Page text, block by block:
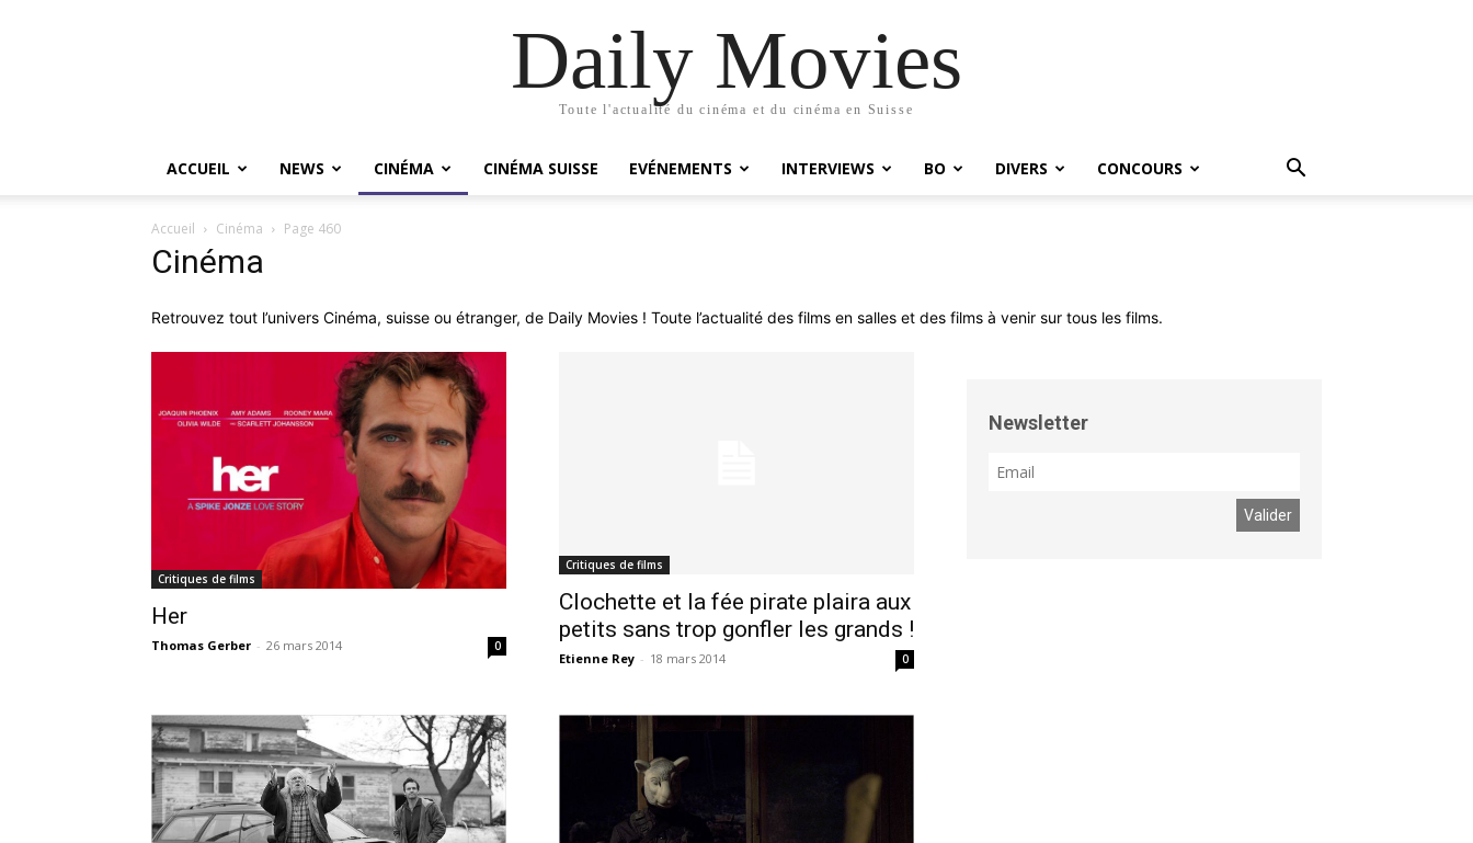
Daily Movies
Toute l'actualité du cinéma et du cinéma en Suisse
ACCUEIL NEWS CINÉMA CINÉMA SUISSE EVÉNEMENTS INTERVIEWS BO DIVERS CONCOURS
Accueil Cinéma Page 460
Cinéma
Retrouvez tout l’univers Cinéma, suisse ou étranger, de Daily Movies ! Toute l’actualité des films en salles et des films à venir sur tous les films.
Critiques de films
Her
Thomas Gerber - 26 mars 2014 0
Critiques de films
Clochette et la fée pirate plaira aux
petits sans trop gonfler les grands !
Etienne Rey - 18 mars 2014 0
Newsletter